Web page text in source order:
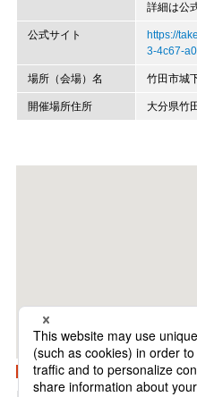
詳細は公
公式サイト
https://
3-4c67-
場所（会場）名 竹田市城
開催場所住所 大分県竹
Googleマップで開く